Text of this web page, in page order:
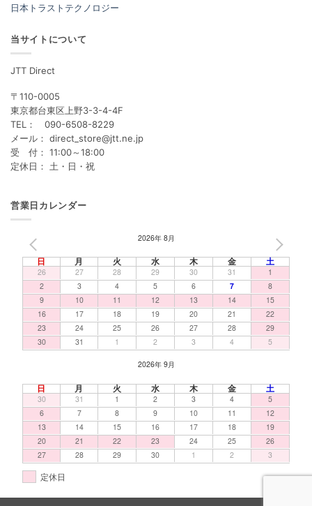
日本トラストテクノロジー
当サイトについて
JTT Direct
〒110-0005
東京都台東区上野3-3-4-4F
TEL： 090-6508-8229
メール： direct_store@jtt.ne.jp
受 付： 11:00～18:00
定休日： 土・日・祝
営業日カレンダー
2026年 8月
日 月 火 水 木 金 土
26 27 28 29 30 31
1
2
3 4 5 6 7
8
9
10 11 12 13 14
15
16
17 18 19 20 21
22
23
24 25 26 27 28
29
30
31 1 2 3 4 5
2026年 9月
日 月 火 水 木 金 土
30 31 1 2 3 4
5
6
7 8 9 10 11
12
13
14 15 16 17 18
19
20
21 22 23 24 25
26
27
28 29 30 1 2 3
定休日